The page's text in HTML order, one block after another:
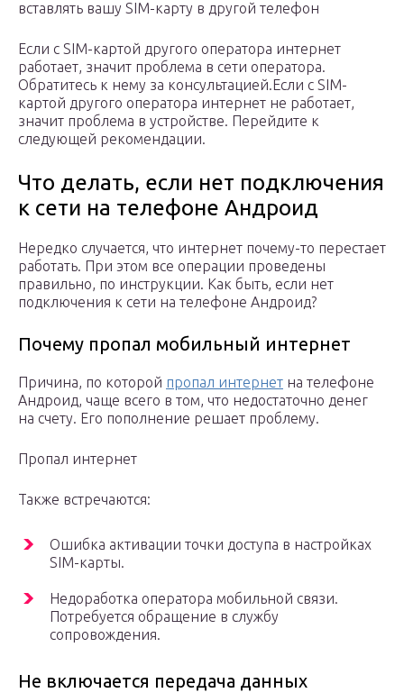
вставлять вашу SIM-карту в другой телефон
Если с SIM-картой другого оператора интернет
работает, значит проблема в сети оператора.
Обратитесь к нему за консультацией.Если с SIM-
картой другого оператора интернет не работает,
значит проблема в устройстве. Перейдите к
следующей рекомендации.
Что делать, если нет подключения
к сети на телефоне Андроид
Нередко случается, что интернет почему-то перестает
работать. При этом все операции проведены
правильно, по инструкции. Как быть, если нет
подключения к сети на телефоне Андроид?
Почему пропал мобильный интернет
Причина, по которой пропал интернет на телефоне
Андроид, чаще всего в том, что недостаточно денег
на счету. Его пополнение решает проблему.
Пропал интернет
Также встречаются:
Ошибка активации точки доступа в настройках
SIM-карты.
Недоработка оператора мобильной связи.
Потребуется обращение в службу
сопровождения.
Не включается передача данных